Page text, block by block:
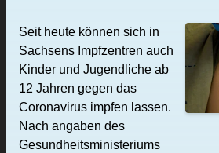
Seit heute können sich in
Sachsens Impfzentren auch
Kinder und Jugendliche ab
12 Jahren gegen das
Coronavirus impfen lassen.
Nach angaben des
Gesundheitsministeriums